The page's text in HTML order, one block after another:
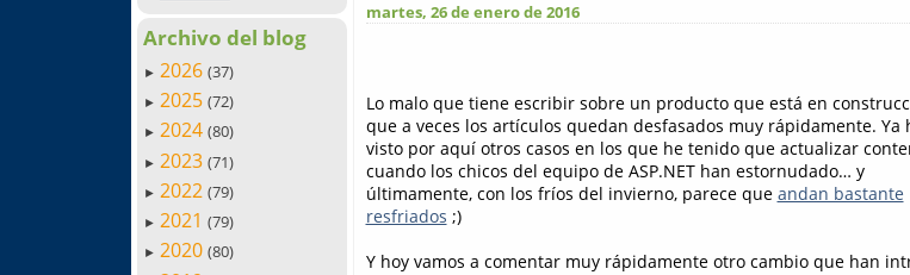
Archivo del blog
► 2026 (37)
► 2025 (72)
► 2024 (80)
► 2023 (71)
► 2022 (79)
► 2021 (79)
► 2020 (80)
martes, 26 de enero de 2016
Lo malo que tiene escribir sobre un producto que está en
que a veces los artículos quedan desfasados muy rápidamente. Ya
visto por aquí otros casos en los que he tenido que actualizar
cuando los chicos del equipo de ASP.NET han estornudado… y
últimamente, con los fríos del invierno, parece que andan bastante
resfriados ;)
Y hoy vamos a comentar muy rápidamente otro cambio que han